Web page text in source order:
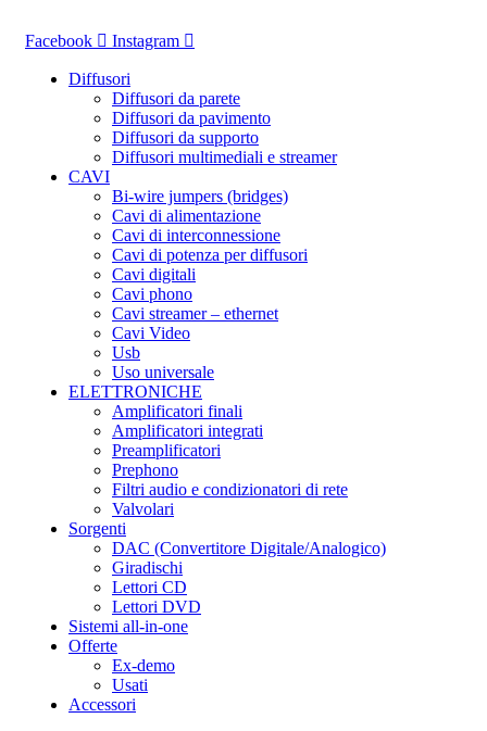
Facebook Instagram
Diffusori
Diffusori da parete
Diffusori da pavimento
Diffusori da supporto
Diffusori multimediali e streamer
CAVI
Bi-wire jumpers (bridges)
Cavi di alimentazione
Cavi di interconnessione
Cavi di potenza per diffusori
Cavi digitali
Cavi phono
Cavi streamer – ethernet
Cavi Video
Usb
Uso universale
ELETTRONICHE
Amplificatori finali
Amplificatori integrati
Preamplificatori
Prephono
Filtri audio e condizionatori di rete
Valvolari
Sorgenti
DAC (Convertitore Digitale/Analogico)
Giradischi
Lettori CD
Lettori DVD
Sistemi all-in-one
Offerte
Ex-demo
Usati
Accessori